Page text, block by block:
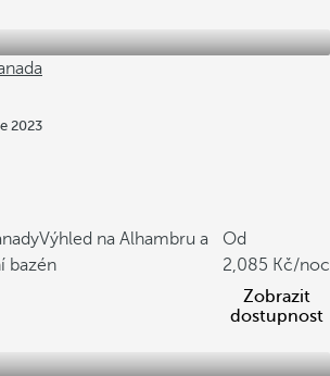
2023
Výhled na Alhambru a
bazén
Od
2,085
/noc
Zobrazit
dostupnost